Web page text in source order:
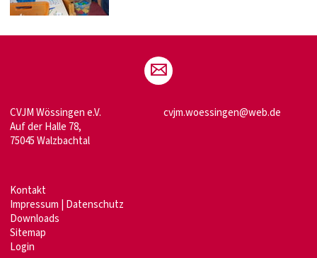
CVJM Wössingen e.V.
Auf der Halle 78,
75045 Walzbachtal
cvjm.woessingen@web.de
Kontakt
Impressum | Datenschutz
Downloads
Sitemap
Login